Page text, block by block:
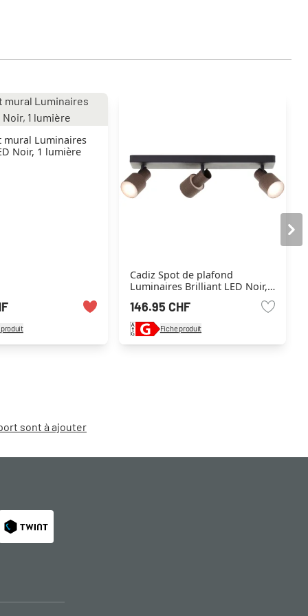
mural Luminaires
Noir, 1 lumière
Cadiz Spot de plafond
Luminaires Brilliant LED Noir,
146.95 CHF
Fiche produit
sont à ajouter